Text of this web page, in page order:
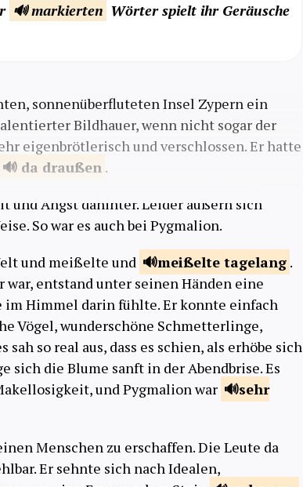
🔊 markierten Wörter spielt ihr Geräusche
sonnenüberfluteten Insel Zypern ein
Bildhauer, wenn nicht sogar der
eigenbrötlerisch und verschlossen. Er hatte
da draußen .
und Angst dahinter. Leider äußern sich
So war es auch bei Pygmalion.
und meißelte und
meißelte tagelang .
entstand unter seinen Händen eine
im Himmel darin fühlte. Er konnte einfach
Vögel, wunderschöne Schmetterlinge,
sah so real aus, dass es schien, als erhöbe sich
die Blume sanft in der Abendbrise. Es
und Pygmalion war
sehr
Menschen zu erschaffen. Die Leute da
Er sehnte sich nach Idealen,